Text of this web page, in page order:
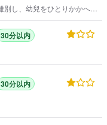
30分以内
30分以内